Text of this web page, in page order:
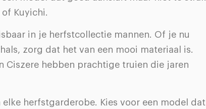
Kuyichi.
in je herfstcollectie mannen. Of je nu
zorg dat het van een mooi materiaal is.
Ciszere hebben prachtige truien die jaren
herfstgarderobe. Kies voor een model dat